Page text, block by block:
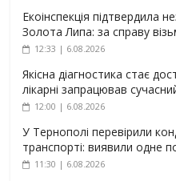
Екоінспекція підтвердила
Золота Липа: за справу
12:33 | 6.08.2026
Якісна діагностика стає
лікарні запрацював
12:00 | 6.08.2026
У Тернополі перевірили
транспорті: виявили одне
11:30 | 6.08.2026